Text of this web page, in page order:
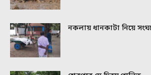
নকলায় ধানকাটা নিয়ে